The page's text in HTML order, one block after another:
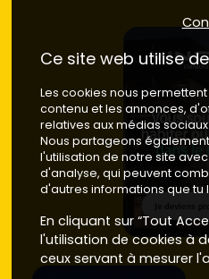
Ce site web utilise
Les cookies nous
contenu et les annonces,
relatives aux médias
Nous partageons
l'utilisation de notre site
d'analyse, qui peuvent
d'autres informations que tu
En cliquant sur “Tout
l'utilisation de cookies à
ceux servant à mesurer